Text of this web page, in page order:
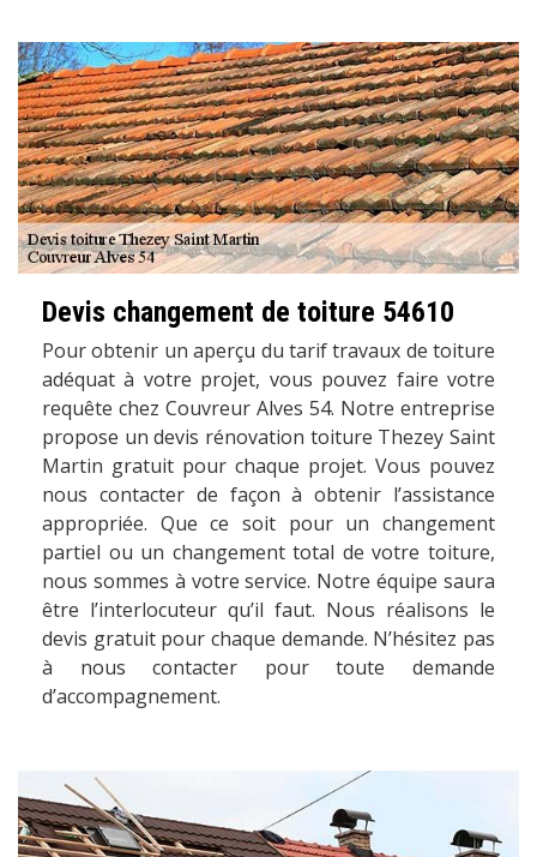
Devis changement de toiture 54610
Pour obtenir un aperçu du tarif travaux de toiture
adéquat à votre projet, vous pouvez faire votre
requête chez Couvreur Alves 54. Notre entreprise
propose un devis rénovation toiture Thezey Saint
Martin gratuit pour chaque projet. Vous pouvez
nous contacter de façon à obtenir l’assistance
appropriée. Que ce soit pour un changement
partiel ou un changement total de votre toiture,
nous sommes à votre service. Notre équipe saura
être l’interlocuteur qu’il faut. Nous réalisons le
devis gratuit pour chaque demande. N’hésitez pas
à nous contacter pour toute demande
d’accompagnement.